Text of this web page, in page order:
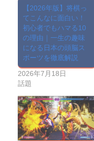
【2026年版】将棋っ
てこんなに面白い！
初心者でもハマる10
の理由｜一生の趣味
になる日本の頭脳ス
ポーツを徹底解説
2026年7月18日
話題